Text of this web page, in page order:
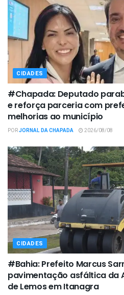
CIDADES
#Chapada: Deputado
e reforça parceria com
melhorias ao município
PORJORNAL DA CHAPADA 2026/08/08
CIDADES
#Bahia: Prefeito Marcus
pavimentação asfáltica da
de Lemos em Itanagra